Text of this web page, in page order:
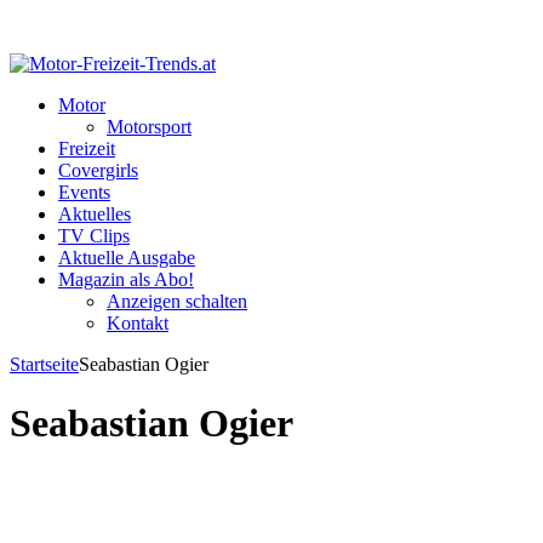
Motor
Motorsport
Freizeit
Covergirls
Events
Aktuelles
TV Clips
Aktuelle Ausgabe
Magazin als Abo!
Anzeigen schalten
Kontakt
StartseiteSeabastian Ogier
Seabastian Ogier